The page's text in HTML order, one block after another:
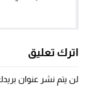
اترك تعليق
لن يتم نشر عنوان